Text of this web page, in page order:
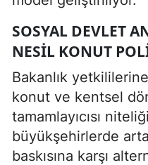
SOSYAL DEVLET
NESIL KONUT
Bakanlık
konut ve kentsel
tamamlayıcısı
büyükşehirlerde
baskısına karşı